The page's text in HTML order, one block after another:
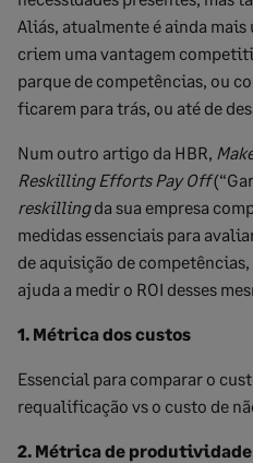
Aliás, atualmente é ainda mais
criem uma vantagem
parque de competências, ou
ficarem para trás, ou até de
Num outro artigo da HBR,
Reskilling Efforts Pay Off
reskillingda sua empresa
medidas essenciais para
de aquisição de competências,
ajuda a medir o ROI desses
1. Métrica dos custos
Essencial para comparar o
requalificação vs o custo de
2. Métrica de produtividade